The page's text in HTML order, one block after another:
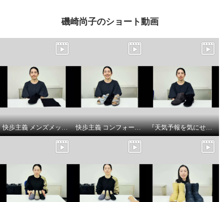
磯崎尚子のショート動画
快歩主義 メンズメッシュスリッポンシューズ商品 説明 快歩主義 コンフォートサンダルシューズ商品説明 『天気予報を気にせず履けるトップドライ』ベルト付きショートブーツの商品紹介とサイズについてです